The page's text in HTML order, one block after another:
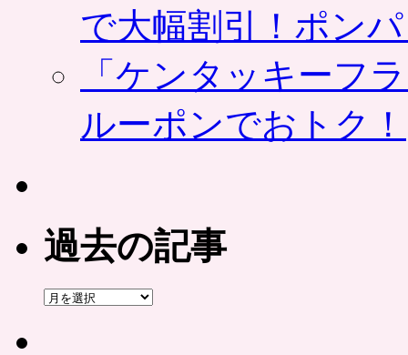
で大幅割引！ポン
「ケンタッキーフ
ルーポンでおトク！
過去の記事
過